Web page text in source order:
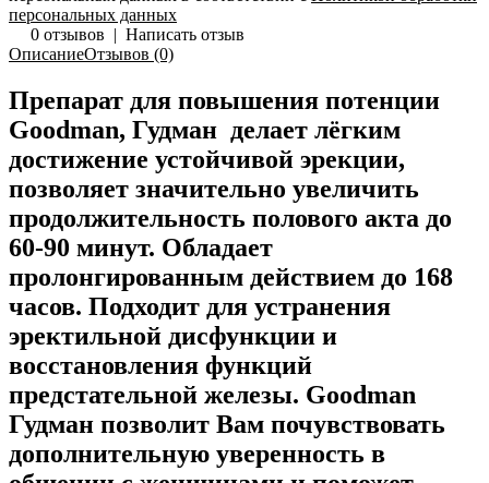
персональных данных
0 отзывов | Написать отзыв
ОписаниеОтзывов (0)
Препарат для повышения потенции
Goodman, Гудман делает лёгким
достижение устойчивой эрекции,
позволяет значительно увеличить
продолжительность полового акта до
60-90 минут. Обладает
пролонгированным действием до 168
часов. Подходит для устранения
эректильной дисфункции и
восстановления функций
предстательной железы. Goodman
Гудман позволит Вам почувствовать
дополнительную уверенность в